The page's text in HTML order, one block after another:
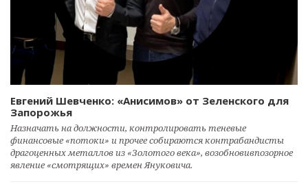
Евгений Шевченко: «Анисимов» от Зеленского для
Запорожья
Назначать на должности, контролировать теневые
финансовые «потоки» и прочее собираются контрабандисты
драгоценных металлов из «Золотого века», возобновивпозорное
явление «смотрящих» времен Януковича.